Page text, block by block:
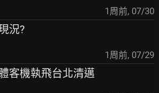
1周前, 07/30
況?
1周前, 07/29
客機執飛台北清邁